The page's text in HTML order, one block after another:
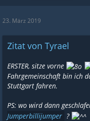
23. März 2019
Zitat von Tyrael
ERSTER, sitze vorne
Fahrgemeinschaft bin ich
Stuttgart fahren.
PS: wo wird dann
Jumperbillijumper ?